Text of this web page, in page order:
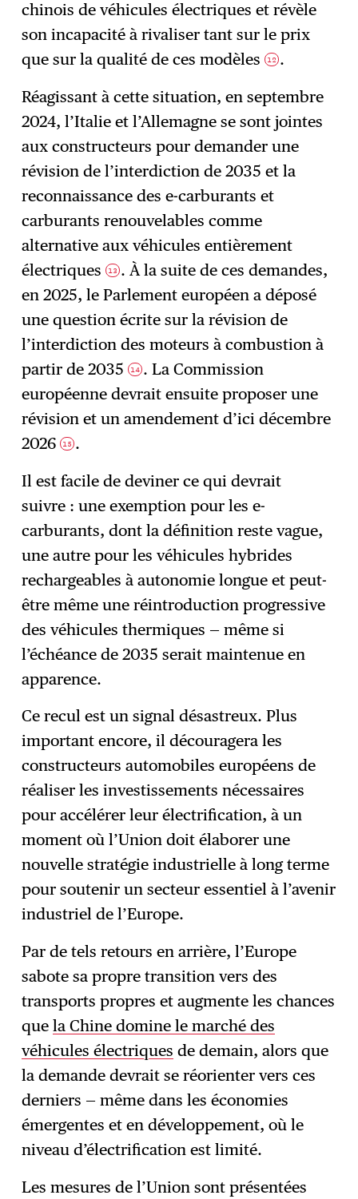
chinois de véhicules électriques et révèle
son incapacité à rivaliser tant sur le prix
que sur la qualité de ces modèles12 .
Réagissant à cette situation, en septembre
2024, l’Italie et l’Allemagne se sont jointes
aux constructeurs pour demander une
révision de l’interdiction de 2035 et la
reconnaissance des e-carburants et
carburants renouvelables comme
alternative aux véhicules entièrement
électriques13 . À la suite de ces demandes,
en 2025, le Parlement européen a déposé
une question écrite sur la révision de
l’interdiction des moteurs à combustion à
partir de 203514 . La Commission
européenne devrait ensuite proposer une
révision et un amendement d’ici décembre
202615 .
Il est facile de deviner ce qui devrait
suivre : une exemption pour les e-
carburants, dont la définition reste vague,
une autre pour les véhicules hybrides
rechargeables à autonomie longue et peut-
être même une réintroduction progressive
des véhicules thermiques — même si
l’échéance de 2035 serait maintenue en
apparence.
Ce recul est un signal désastreux. Plus
important encore, il découragera les
constructeurs automobiles européens de
réaliser les investissements nécessaires
pour accélérer leur électrification, à un
moment où l’Union doit élaborer une
nouvelle stratégie industrielle à long terme
pour soutenir un secteur essentiel à l’avenir
industriel de l’Europe.
Par de tels retours en arrière, l’Europe
sabote sa propre transition vers des
transports propres et augmente les chances
quela Chine domine le marché des
véhicules électriques de demain, alors que
la demande devrait se réorienter vers ces
derniers — même dans les économies
émergentes et en développement, où le
niveau d’électrification est limité.
Les mesures de l’Union sont présentées